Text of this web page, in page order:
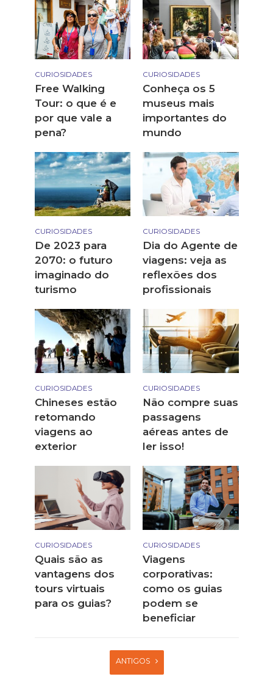
CURIOSIDADES
Free Walking
Tour: o que é e
por que vale a
pena?
CURIOSIDADES
Conheça os 5
museus mais
importantes do
mundo
CURIOSIDADES
De 2023 para
2070: o futuro
imaginado do
turismo
CURIOSIDADES
Dia do Agente de
viagens: veja as
reflexões dos
profissionais
CURIOSIDADES
Chineses estão
retomando
viagens ao
exterior
CURIOSIDADES
Não compre suas
passagens
aéreas antes de
ler isso!
CURIOSIDADES
Quais são as
vantagens dos
tours virtuais
para os guias?
CURIOSIDADES
Viagens
corporativas:
como os guias
podem se
beneficiar
ANTIGOS